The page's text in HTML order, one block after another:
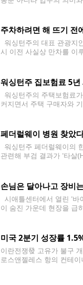
주차하려면 해 뜨기
워싱턴주의 대표 관광지
시 이전 사실상 만차를 이
워싱턴주 집보험료 5
워싱턴주의 주택보험료
커지면서 주택 구매자와
페더럴웨이 병원 찾았
워싱턴주 페더럴웨이의
관련해 부검 결과가 '타살
손님은 달아나고 장비
시애틀센터에서 열린 '
이 숨진 가운데 현장을 급
미국 2분기 성장률
이란전쟁發 고유가 불구
로스앤젤레스 항의 컨테